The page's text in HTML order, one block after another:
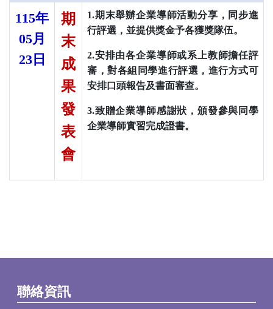
115年
05月
23日
期
末
成
果
發
表
會
1.期末舉辦企業導師活動分享，同步進
行評選，並提供獎金予各獲獎隊伍。
2.安排由各企業導師或系上教師擔任評
審，對各組同學進行評選，進行方式可
安排口頭報告及書面審查。
3.致贈企業導師感謝狀，頒發參與同學
企業導師實習完成證書。
聯絡資訊